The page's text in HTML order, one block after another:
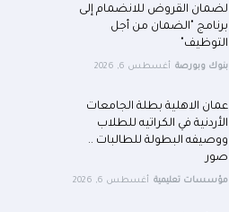
لضمان القروض للانضمام إلى
برنامج "الضمان من أجل
التوظيف"
بنوك وبورصة أغسطس 6, 2026
عمان الاهلية بطلة الجامعات
الأردنية في الكراتيه للطلاب
ووصيفه البطولة للطالبات ..
صور
مؤسسات تعليمية أغسطس 6, 2026